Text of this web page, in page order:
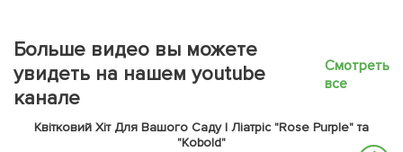
Больше видео вы можете
увидеть на нашем youtube
канале
Смотреть
все
Квітковий Хіт Для Вашого Саду | Ліатріс "Rose Purple" та
"Kobold"